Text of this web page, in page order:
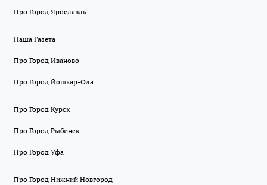
Про Город Ярославль
Наша Газета
Про Город Иваново
Про Город Йошкар-Ола
Про Город Курск
Про Город Рыбинск
Про Город Уфа
Про Город Нижний Новгород